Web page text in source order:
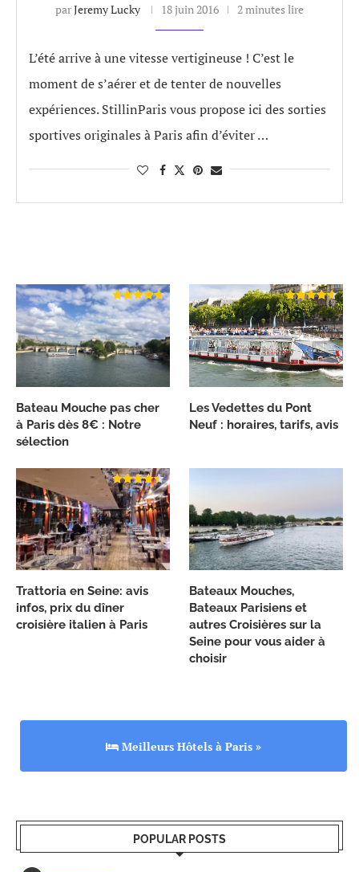
parJeremy Lucky 18 juin 2016 2 minutes lire
L’été arrive à une vitesse vertigineuse ! C’est le
moment de s’aérer et de tenter de nouvelles
expériences. StillinParis vous propose ici des sorties
sportives originales à Paris afin d’éviter …
Bateau Mouche pas cher
à Paris dès 8€ : Notre
sélection
Les Vedettes du Pont
Neuf : horaires, tarifs, avis
Trattoria en Seine: avis
infos, prix du dîner
croisière italien à Paris
Bateaux Mouches,
Bateaux Parisiens et
autres Croisières sur la
Seine pour vous aider à
choisir
Meilleurs Hôtels à Paris »
POPULAR POSTS